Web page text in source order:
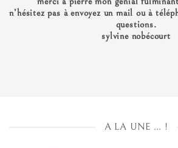
n’hésitez pas à envoyez un mail ou à
questions.
sylvine nobécourt
A LA UNE … !